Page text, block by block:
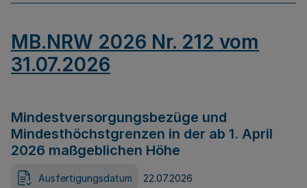
MB.NRW 2026 Nr. 212 vom
31.07.2026
Mindestversorgungsbezüge und
Mindesthöchstgrenzen in der ab 1. April
2026 maßgeblichen Höhe
Ausfertigungsdatum 22.07.2026